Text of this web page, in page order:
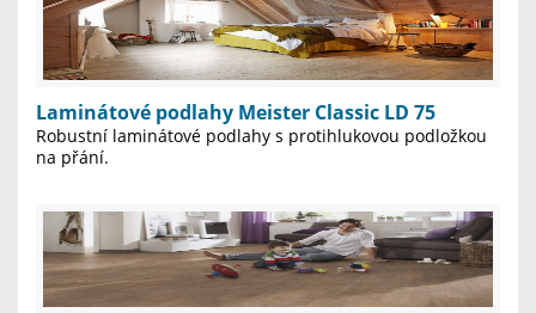
Laminátové podlahy Meister Classic LD 75
Robustní laminátové podlahy s protihlukovou podložkou
na přání.